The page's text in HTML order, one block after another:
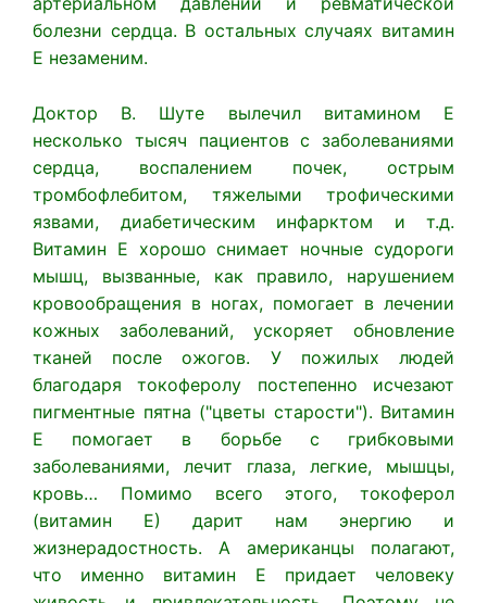
болезни сердца. В остальных случаях витамин
Е незаменим.
Доктор В. Шуте вылечил витамином Е
несколько тысяч пациентов с заболеваниями
сердца, воспалением почек, острым
тромбофлебитом, тяжелыми трофическими
язвами, диабетическим инфарктом и т.д.
Витамин Е хорошо снимает ночные судороги
мышц, вызванные, как правило, нарушением
кровообращения в ногах, помогает в лечении
кожных заболеваний, ускоряет обновление
тканей после ожогов. У пожилых людей
благодаря токоферолу постепенно исчезают
пигментные пятна ("цветы старости"). Витамин
Е помогает в борьбе с грибковыми
заболеваниями, лечит глаза, легкие, мышцы,
кровь… Помимо всего этого, токоферол
(витамин Е) дарит нам энергию и
жизнерадостность. А американцы полагают,
что именно витамин Е придает человеку